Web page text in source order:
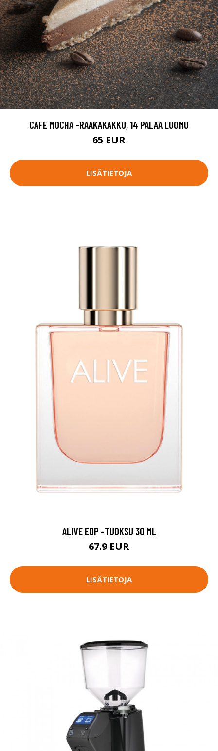
CAFE MOCHA -RAAKAKAKKU, 14 PALAA LUOMU
65 EUR
LISÄTIETOJA
ALIVE EDP -TUOKSU 30 ML
67.9 EUR
LISÄTIETOJA